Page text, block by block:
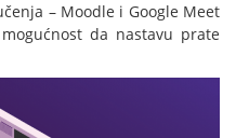
– Moodle i Google Meet
da nastavu prate